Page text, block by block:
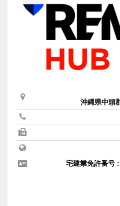
沖縄県中頭
宅建業免許番号